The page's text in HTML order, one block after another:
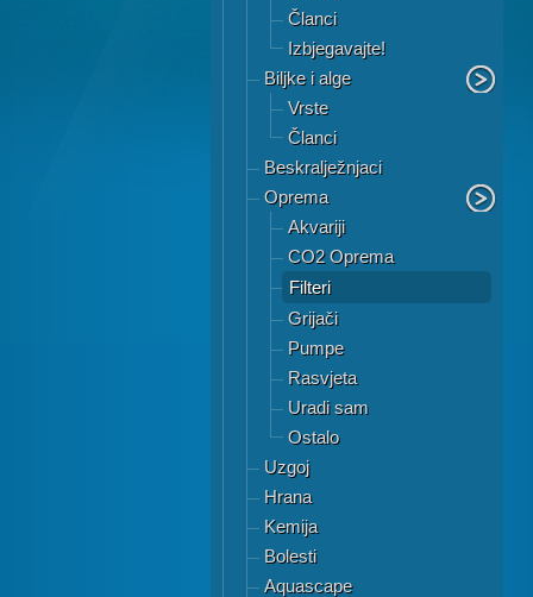
Članci
Izbjegavajte!
Biljke i alge
Vrste
Članci
Beskralježnjaci
Oprema
Akvariji
CO2 Oprema
Filteri
Grijači
Pumpe
Rasvjeta
Uradi sam
Ostalo
Uzgoj
Hrana
Kemija
Bolesti
Aquascape